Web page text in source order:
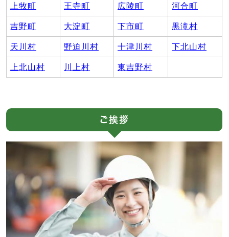
上牧町 王寺町 広陵町 河合町
吉野町 大淀町 下市町 黒滝村
天川村 野迫川村 十津川村 下北山村
上北山村 川上村 東吉野村
ご挨拶